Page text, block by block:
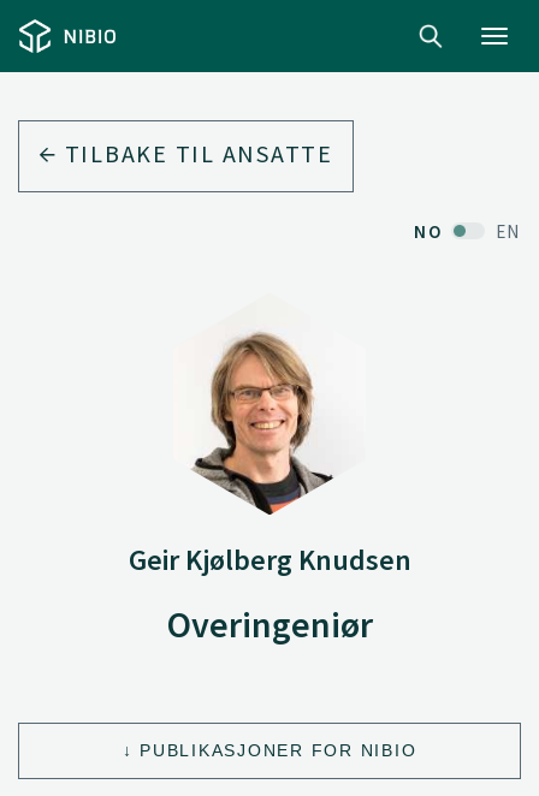
TILBAKE TIL ANSATTE
NO EN
Geir Kjølberg Knudsen
Overingeniør
PUBLIKASJONER FOR NIBIO